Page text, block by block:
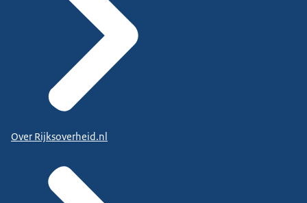
Over Rijksoverheid.nl